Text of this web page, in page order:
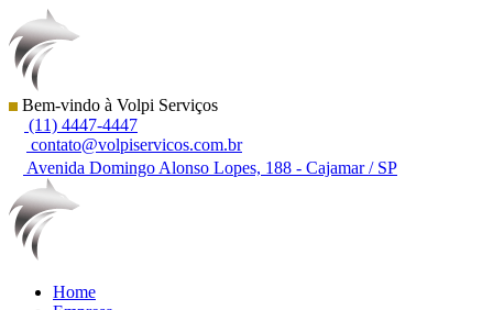
Bem-vindo à Volpi Serviços
(11) 4447-4447
contato@volpiservicos.com.br
Avenida Domingo Alonso Lopes, 188 - Cajamar / SP
Home